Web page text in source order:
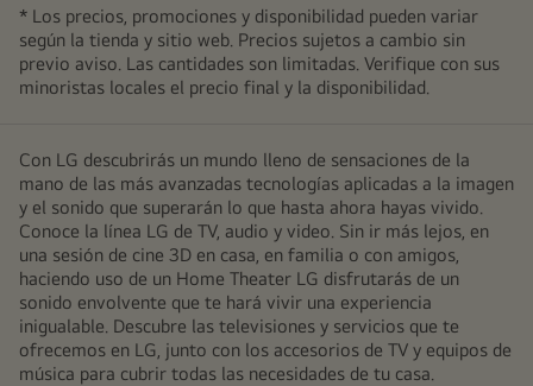
* Los precios, promociones y disponibilidad pueden variar
según la tienda y sitio web. Precios sujetos a cambio sin
previo aviso. Las cantidades son limitadas. Verifique con sus
minoristas locales el precio final y la disponibilidad.
Con LG descubrirás un mundo lleno de sensaciones de la
mano de las más avanzadas tecnologías aplicadas a la imagen
y el sonido que superarán lo que hasta ahora hayas vivido.
Conoce la línea LG de TV, audio y video. Sin ir más lejos, en
una sesión de cine 3D en casa, en familia o con amigos,
haciendo uso de un Home Theater LG disfrutarás de un
sonido envolvente que te hará vivir una experiencia
inigualable. Descubre las televisiones y servicios que te
ofrecemos en LG, junto con los accesorios de TV y equipos de
música para cubrir todas las necesidades de tu casa.